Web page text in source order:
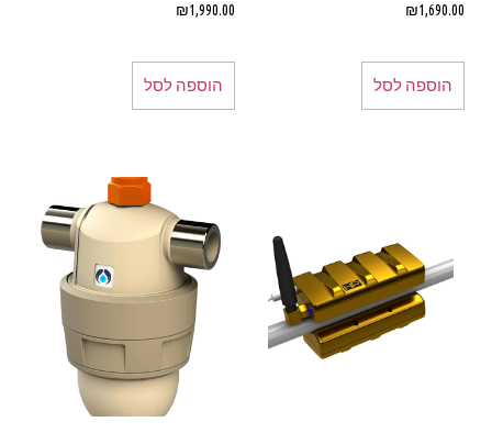
₪1,690.00
הוספה לסל
₪1,990.00
הוספה לסל